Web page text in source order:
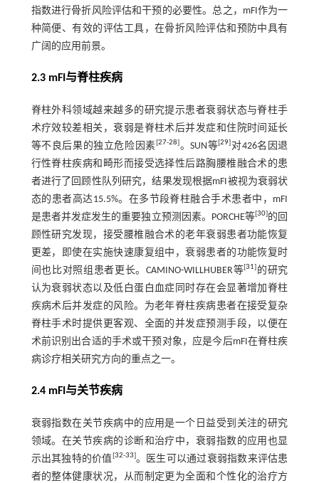
指数进行骨折风险评估和干预的必要性。总之，mFI作为一
种简便、有效的评估工具，在骨折风险评估和预防中具有
广阔的应用前景。
2.3 mFI与脊柱疾病
脊柱外科领域越来越多的研究提示患者衰弱状态与脊柱手
术疗效较差相关，衰弱是脊柱术后并发症和住院时间延长
等不良后果的独立危险因素[27-28]。SUN等[29] 对426名因退
行性脊柱疾病和畸形而接受选择性后路胸腰椎融合术的患
者进行了回顾性队列研究，结果发现根据mFI被视为衰弱状
态的患者高达15.5%。在多节段脊柱融合手术患者中，mFI
是患者并发症发生的重要独立预测因素。PORCHE等[30]的回
顾性研究发现，接受腰椎融合术的老年衰弱患者功能恢复
更差，即使在实施快速康复组中，衰弱患者的功能恢复时
间也比对照组患者更长。CAMINO-WILLHUBER等[31] 的研究
认为衰弱状态以及低白蛋白血症同时存在会显著增加脊柱
疾病术后并发症的风险。为老年脊柱疾病患者在接受复杂
脊柱手术时提供更客观、全面的并发症预测手段，以便在
术前识别出合适的手术或干预对象，应是今后mFI在脊柱疾
病诊疗相关研究方向的重点之一。
2.4 mFI与关节疾病
衰弱指数在关节疾病中的应用是一个日益受到关注的研究
领域。在关节疾病的诊断和治疗中，衰弱指数的应用也显
示出其独特的价值 [32-33]。医生可以通过衰弱指数来评估患
者的整体健康状况，从而制定更为全面和个性化的治疗方